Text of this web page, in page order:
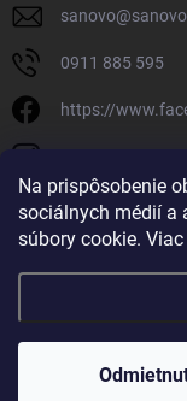
Na prispôsobenie
sociálnych médií a
súbory cookie.
sanovo@
0911 885 595
https://
Copyright 2026